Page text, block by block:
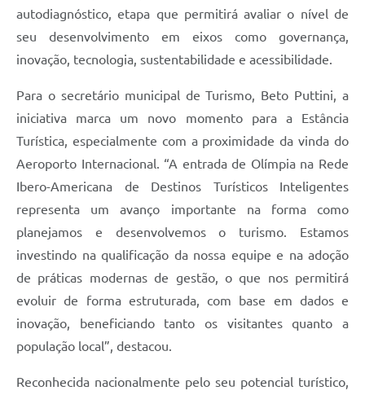
autodiagnóstico, etapa que permitirá avaliar o nível de
seu desenvolvimento em eixos como governança,
inovação, tecnologia, sustentabilidade e acessibilidade.
Para o secretário municipal de Turismo, Beto Puttini, a
iniciativa marca um novo momento para a Estância
Turística, especialmente com a proximidade da vinda do
Aeroporto Internacional. “A entrada de Olímpia na Rede
Ibero-Americana de Destinos Turísticos Inteligentes
representa um avanço importante na forma como
planejamos e desenvolvemos o turismo. Estamos
investindo na qualificação da nossa equipe e na adoção
de práticas modernas de gestão, o que nos permitirá
evoluir de forma estruturada, com base em dados e
inovação, beneficiando tanto os visitantes quanto a
população local”, destacou.
Reconhecida nacionalmente pelo seu potencial turístico,